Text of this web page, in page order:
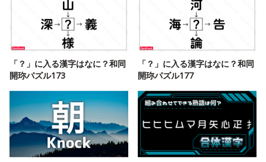
「？」に入る漢字はなに？和同
開珎パズル173
「？」に入る漢字はなに？和同
開珎パズル177